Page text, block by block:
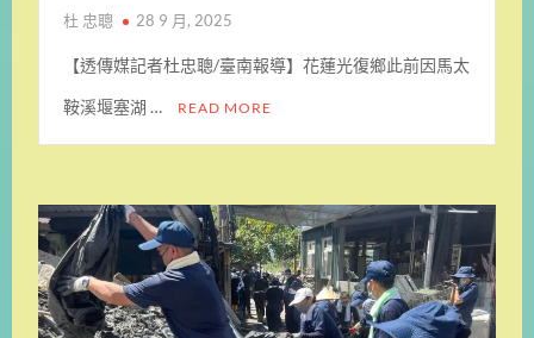
杜 忠聰 28 9 月, 2025
【透傳媒記者杜忠聰/臺南報導】花蓮光復鄉此前因馬太
鞍溪堰塞湖 … READ MORE